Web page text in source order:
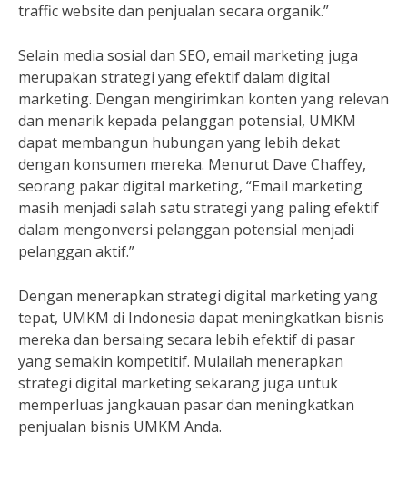
traffic website dan penjualan secara organik.”
Selain media sosial dan SEO, email marketing juga
merupakan strategi yang efektif dalam digital
marketing. Dengan mengirimkan konten yang relevan
dan menarik kepada pelanggan potensial, UMKM
dapat membangun hubungan yang lebih dekat
dengan konsumen mereka. Menurut Dave Chaffey,
seorang pakar digital marketing, “Email marketing
masih menjadi salah satu strategi yang paling efektif
dalam mengonversi pelanggan potensial menjadi
pelanggan aktif.”
Dengan menerapkan strategi digital marketing yang
tepat, UMKM di Indonesia dapat meningkatkan bisnis
mereka dan bersaing secara lebih efektif di pasar
yang semakin kompetitif. Mulailah menerapkan
strategi digital marketing sekarang juga untuk
memperluas jangkauan pasar dan meningkatkan
penjualan bisnis UMKM Anda.